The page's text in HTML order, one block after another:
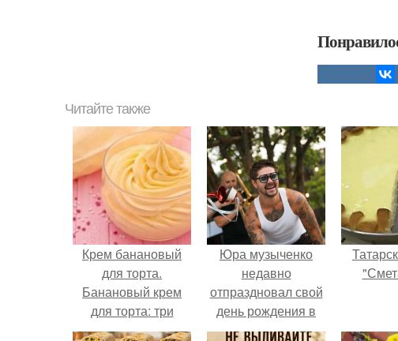
Читайте также
Крем банановый
для торта.
Банановый крем
для торта: три
рецепта как
Юра музыченко
недавно
отпраздновал свой
день рождения в
кругу самых